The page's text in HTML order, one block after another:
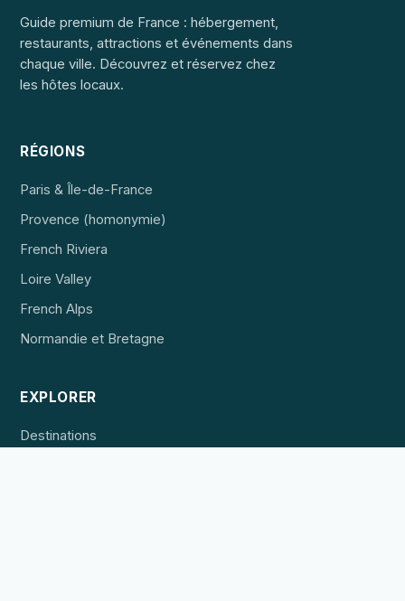
Guide premium de France : hébergement,
restaurants, attractions et événements dans
chaque ville. Découvrez et réservez chez
les hôtes locaux.
RÉGIONS
Paris & Île-de-France
Provence (homonymie)
French Riviera
Loire Valley
French Alps
Normandie et Bretagne
EXPLORER
Destinations